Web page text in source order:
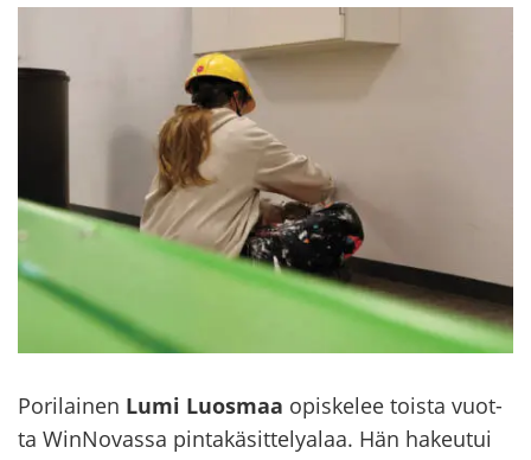
Po­ri­lai­nen Lumi Luos­maa opis­ke­lee tois­ta vuot­
ta WinNovassa pin­ta­kä­sit­te­ly­alaa. Hän ha­keu­tui